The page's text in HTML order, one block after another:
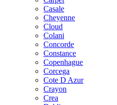
Casale
Cheyenne
Cloud
Colani
Concorde
Constance
Copenhague
Corcega
Cote D Azur
Crayon
Crea